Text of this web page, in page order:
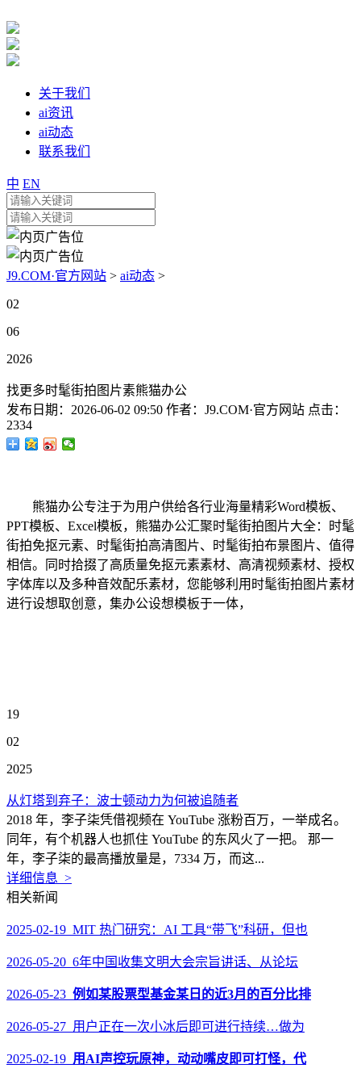
关于我们
ai资讯
ai动态
联系我们
中 EN
J9.COM·官方网站 > ai动态 >
02
06
2026
找更多时髦街拍图片素熊猫办公
发布日期： 2026-06-02 09:50 作者： J9.COM·官方网站 点击：
2334
熊猫办公专注于为用户供给各行业海量精彩Word模板、
PPT模板、Excel模板，熊猫办公汇聚时髦街拍图片大全：时髦
街拍免抠元素、时髦街拍高清图片、时髦街拍布景图片、值得
相信。同时拾掇了高质量免抠元素素材、高清视频素材、授权
字体库以及多种音效配乐素材，您能够利用时髦街拍图片素材
进行设想取创意，集办公设想模板于一体，
19
02
2025
从灯塔到弃子：波士顿动力为何被追随者
2018 年，李子柒凭借视频在 YouTube 涨粉百万，一举成名。
同年，有个机器人也抓住 YouTube 的东风火了一把。 那一
年，李子柒的最高播放量是，7334 万，而这...
详细信息 >
相关新闻
2025-02-19 MIT 热门研究：AI 工具“带飞”科研，但也
2026-05-20 6年中国收集文明大会宗旨讲话、从论坛
2026-05-23 例如某股票型基金某日的近3月的百分比排
2026-05-27 用户正在一次小冰后即可进行持续…做为
2025-02-19 用AI声控玩原神，动动嘴皮即可打怪，代